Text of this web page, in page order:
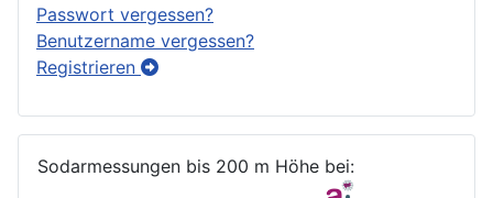
Passwort vergessen?
Benutzername vergessen?
Registrieren
Sodarmessungen bis 200 m Höhe bei: